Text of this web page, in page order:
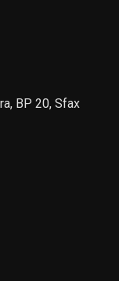
BP 20, Sfax